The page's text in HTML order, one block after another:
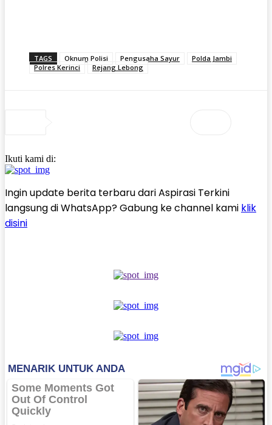
TAGS Oknum Polisi Pengusaha Sayur
Polda Jambi
Polres Kerinci
Rejang Lebong
Ikuti kami di:
Ingin update berita terbaru dari Aspirasi Terkini
langsung di WhatsApp? Gabung ke channel kami klik
disini